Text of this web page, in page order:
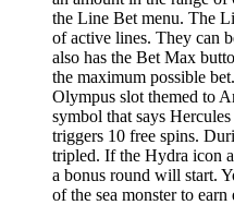
the Line Bet menu. The
of active lines. They can
also has the Bet Max
the maximum possible
Olympus slot themed to
symbol that says
triggers 10 free spins.
tripled. If the Hydra icon
a bonus round will start.
of the sea monster to